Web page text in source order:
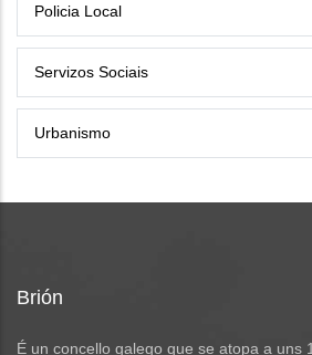
Policia Local
Servizos Sociais
Urbanismo
Brión
É un concello galego que se atopa a uns